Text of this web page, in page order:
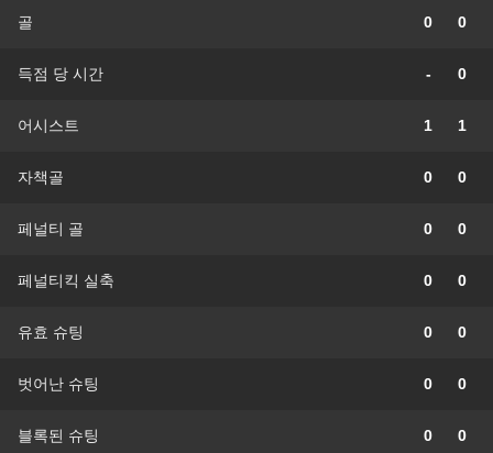
골 0 0
득점 당 시간 - 0
어시스트 1 1
자책골 0 0
페널티 골 0 0
페널티킥 실축 0 0
유효 슈팅 0 0
벗어난 슈팅 0 0
블록된 슈팅 0 0